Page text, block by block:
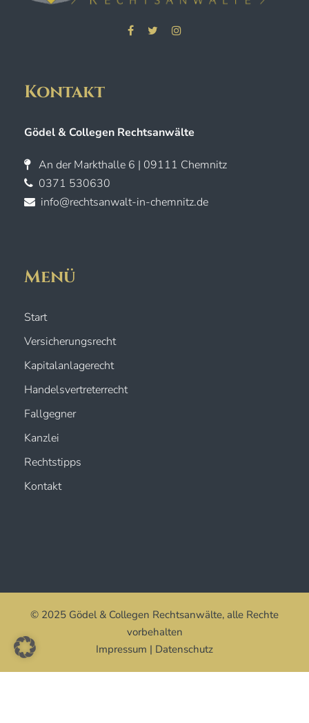
Kontakt
Gödel & Collegen Rechtsanwälte
An der Markthalle 6 | 09111 Chemnitz
0371 530630
info@rechtsanwalt-in-chemnitz.de
Menü
Start
Versicherungsrecht
Kapitalanlagerecht
Handelsvertreterrecht
Fallgegner
Kanzlei
Rechtstipps
Kontakt
© 2025 Gödel & Collegen Rechtsanwälte, alle Rechte
vorbehalten
Impressum | Datenschutz